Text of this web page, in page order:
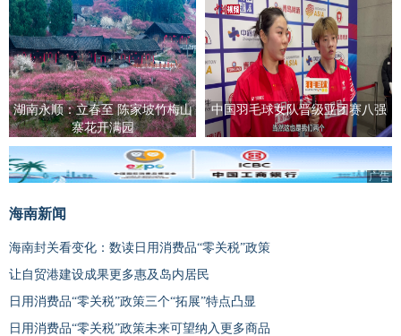
湖南永顺：立春至 陈家坡竹梅山
寨花开满园
中国羽毛球女队晋级亚团赛八强
广告
海南新闻
海南封关看变化：数读日用消费品“零关税”政策
让自贸港建设成果更多惠及岛内居民
日用消费品“零关税”政策三个“拓展”特点凸显
日用消费品“零关税”政策未来可望纳入更多商品